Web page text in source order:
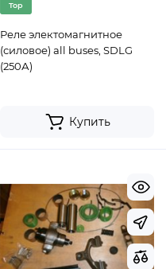
Top
Реле электомагнитное
(силовое) all buses, SDLG
(250А)
Купить